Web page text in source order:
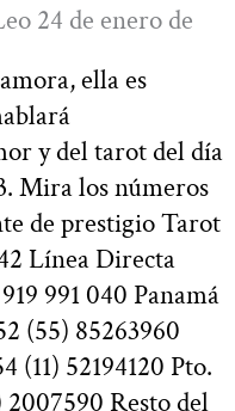
24 de enero de
ella es
y del tarot del día
Mira los números
de prestigio Tarot
Línea Directa
991 040 Panamá
(55) 85263960
52194120 Pto.
2007590 Resto del